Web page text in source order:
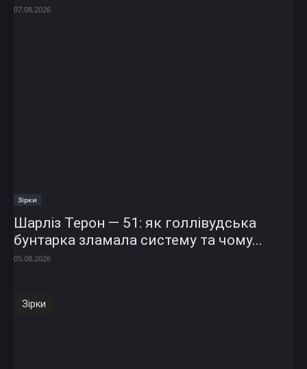
07.08.2026
Зірки
Шарліз Терон — 51: як голлівудська
бунтарка зламала систему та чому...
05.08.2026
Зірки